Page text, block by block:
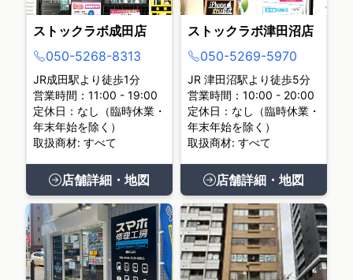
ストックラボ成田店
050-5268-8313
JR成田駅より徒歩1分
営業時間：11:00 - 19:00
定休日：なし（臨時休業・
年末年始を除く）
取扱商材: すべて
店舗詳細・地図
ストックラボ津田沼店
050-5269-5970
JR 津田沼駅より徒歩5分
営業時間：10:00 - 20:00
定休日：なし（臨時休業・
年末年始を除く）
取扱商材: すべて
店舗詳細・地図